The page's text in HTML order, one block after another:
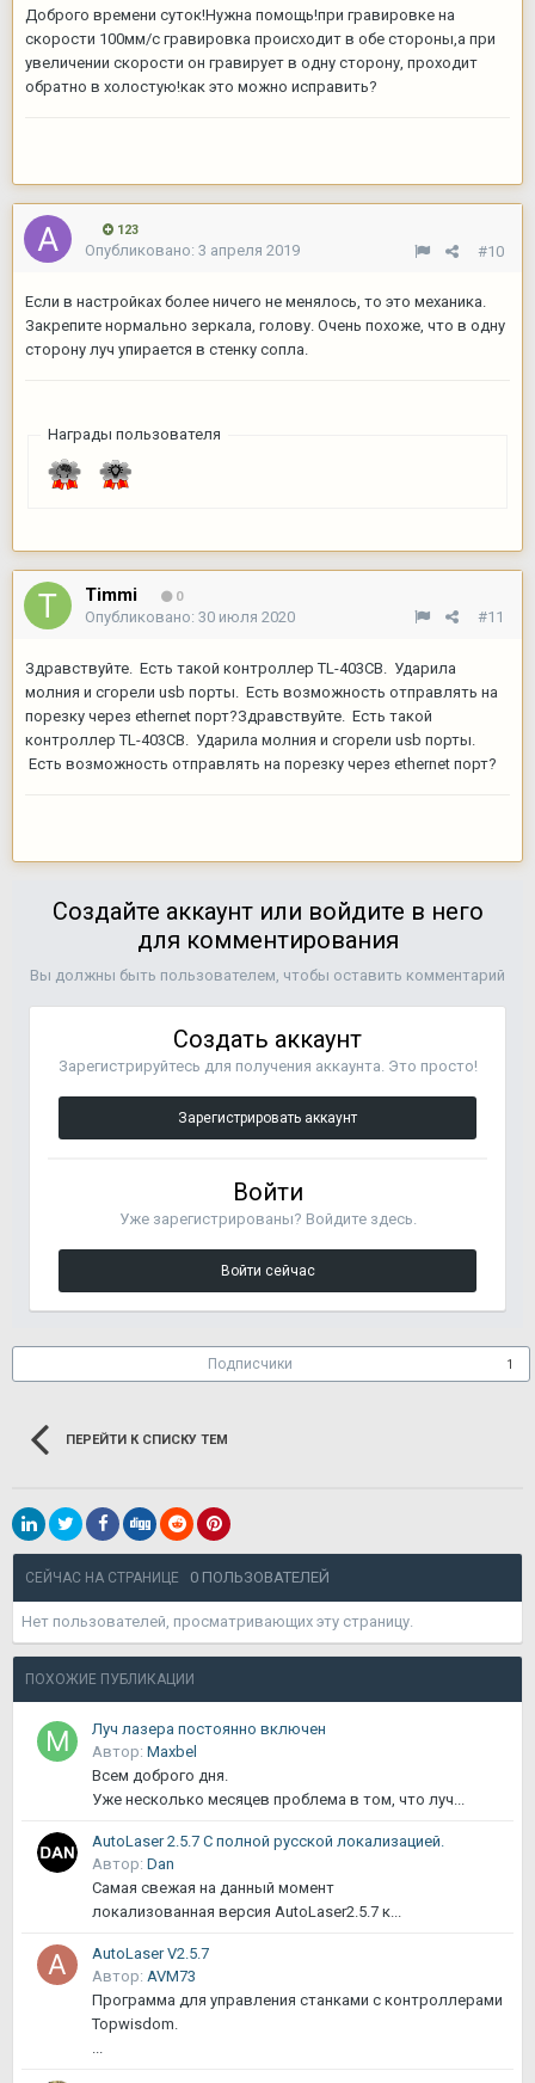
Доброго времени суток!Нужна помощь!при гравировке на
скорости 100мм/с гравировка происходит в обе стороны,а при
увеличении скорости он гравирует в одну сторону, проходит
обратно в холостую!как это можно исправить?
123
#10
Опубликовано: 3 апреля 2019
Если в настройках более ничего не менялось, то это механика.
Закрепите нормально зеркала, голову. Очень похоже, что в одну
сторону луч упирается в стенку сопла.
Награды пользователя
Timmi 0
#11
Опубликовано: 30 июля 2020
Здравствуйте. Есть такой контроллер TL-403CB. Ударила
молния и сгорели usb порты. Есть возможность отправлять на
порезку через ethernet порт?Здравствуйте. Есть такой
контроллер TL-403CB. Ударила молния и сгорели usb порты.
Есть возможность отправлять на порезку через ethernet порт?
Создайте аккаунт или войдите в него
для комментирования
Вы должны быть пользователем, чтобы оставить комментарий
Создать аккаунт
Зарегистрируйтесь для получения аккаунта. Это просто!
Зарегистрировать аккаунт
Войти
Уже зарегистрированы? Войдите здесь.
Войти сейчас
Подписчики 1
ПЕРЕЙТИ К СПИСКУ ТЕМ
СЕЙЧАС НА СТРАНИЦЕ 0 ПОЛЬЗОВАТЕЛЕЙ
Нет пользователей, просматривающих эту страницу.
ПОХОЖИЕ ПУБЛИКАЦИИ
Луч лазера постоянно включен
Автор: Maxbel
Всем доброго дня.
Уже несколько месяцев проблема в том, что луч...
AutoLaser 2.5.7 С полной русской локализацией.
Автор: Dan
Самая свежая на данный момент
локализованная версия AutoLaser2.5.7 к...
AutoLaser V2.5.7
Автор: AVM73
Программа для управления станками с контроллерами
Topwisdom.